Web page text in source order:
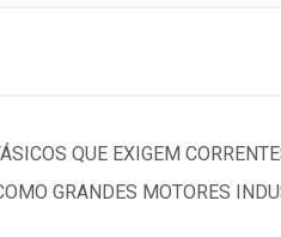
QUE EXIGEM
GRANDES MOTORES